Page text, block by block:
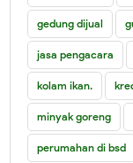
gedung dijual
jasa pengacara
kolam ikan.
minyak goreng
perumahan di bsd